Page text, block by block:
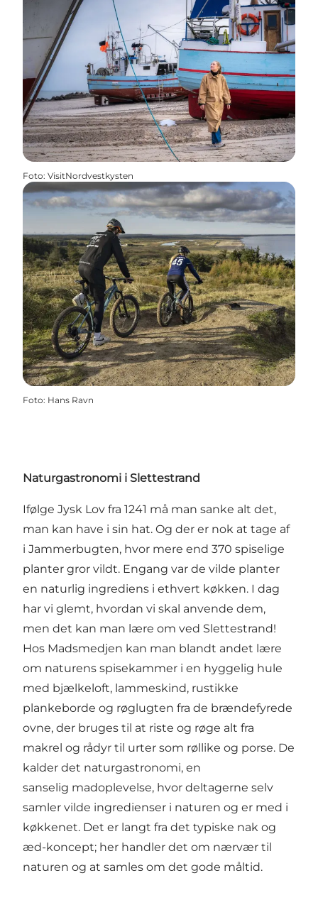
Foto: VisitNordvestkysten
Foto: Hans Ravn
Naturgastronomi i Slettestrand
Ifølge Jysk Lov fra 1241 må man sanke alt det,
man kan have i sin hat. Og der er nok at tage af
i Jammerbugten, hvor mere end 370 spiselige
planter gror vildt. Engang var de vilde planter
en naturlig ingrediens i ethvert køkken. I dag
har vi glemt, hvordan vi skal anvende dem,
men det kan man lære om ved Slettestrand!
Hos Madsmedjen kan man blandt andet lære
om naturens spisekammer i en hyggelig hule
med bjælkeloft, lammeskind, rustikke
plankeborde og røglugten fra de brændefyrede
ovne, der bruges til at riste og røge alt fra
makrel og rådyr til urter som røllike og porse. De
kalder det naturgastronomi, en
sanselig madoplevelse, hvor deltagerne selv
samler vilde ingredienser i naturen og er med i
køkkenet. Det er langt fra det typiske nak og
æd-koncept; her handler det om nærvær til
naturen og at samles om det gode måltid.